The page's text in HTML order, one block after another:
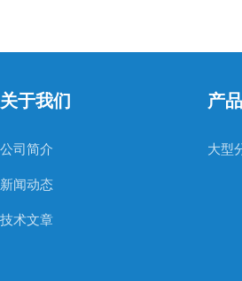
关于我们
公司简介
新闻动态
技术文章
产
大型